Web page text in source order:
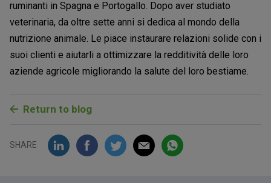
ruminanti in Spagna e Portogallo. Dopo aver studiato
veterinaria, da oltre sette anni si dedica al mondo della
nutrizione animale. Le piace instaurare relazioni solide con i
suoi clienti e aiutarli a ottimizzare la redditività delle loro
aziende agricole migliorando la salute del loro bestiame.
Return to blog
SHARE